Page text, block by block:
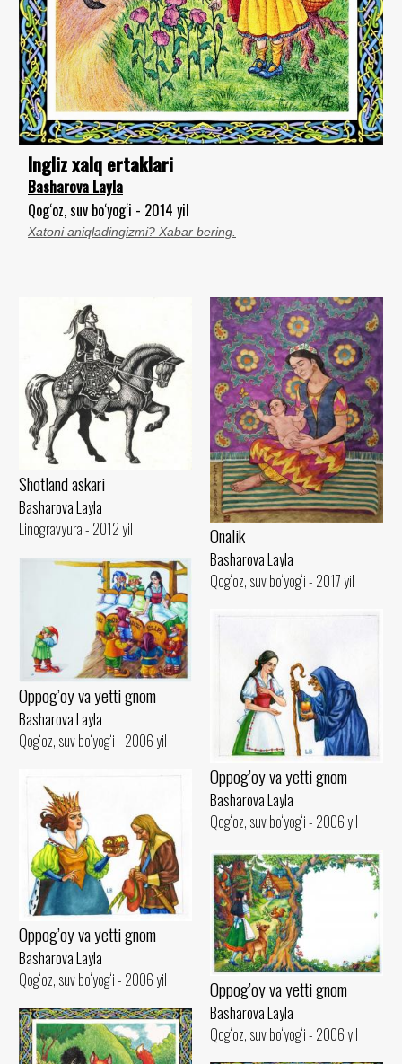
Ingliz xalq ertaklari
Basharova Layla
Qog‘oz, suv bo‘yog‘i - 2014 yil
Xatoni aniqladingizmi? Xabar bering.
Shotland askari
Basharova Layla
Linogravyura - 2012 yil
Onalik
Basharova Layla
Qog‘oz, suv bo‘yog‘i - 2017 yil
Oppog’oy va yetti gnom
Basharova Layla
Qog‘oz, suv bo‘yog‘i - 2006 yil
Oppog’oy va yetti gnom
Basharova Layla
Qog‘oz, suv bo‘yog‘i - 2006 yil
Oppog’oy va yetti gnom
Basharova Layla
Qog‘oz, suv bo‘yog‘i - 2006 yil
Oppog’oy va yetti gnom
Basharova Layla
Qog‘oz, suv bo‘yog‘i - 2006 yil